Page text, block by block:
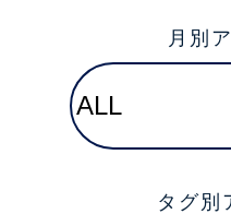
月別
タグ別